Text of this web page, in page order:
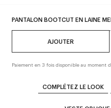
PANTALON BOOTCUT EN LAINE
AJOUTER
Paiement en 3 fois disponible au moment
COMPLÉTEZ LE LOOK